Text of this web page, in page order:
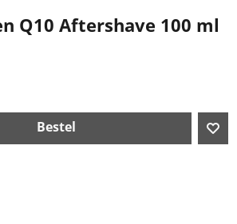
Q10 Aftershave 100 ml
Bestel